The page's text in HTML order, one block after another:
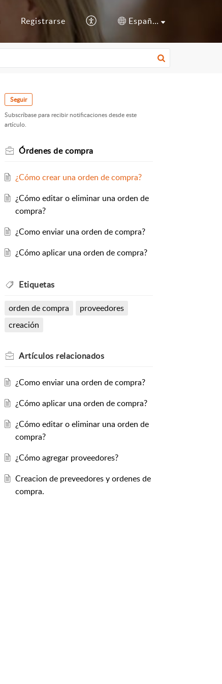
Registrarse Español (España)
Seguir
Subscríbase para recibir notificaciones desde este
artículo.
Órdenes de compra
¿Cómo crear una orden de compra?
¿Cómo editar o eliminar una orden de
compra?
¿Como enviar una orden de compra?
¿Cómo aplicar una orden de compra?
Etiquetas
orden de compra
proveedores
creación
Artículos relacionados
¿Como enviar una orden de compra?
¿Cómo aplicar una orden de compra?
¿Cómo editar o eliminar una orden de
compra?
¿Cómo agregar proveedores?
Creacion de preveedores y ordenes de
compra.